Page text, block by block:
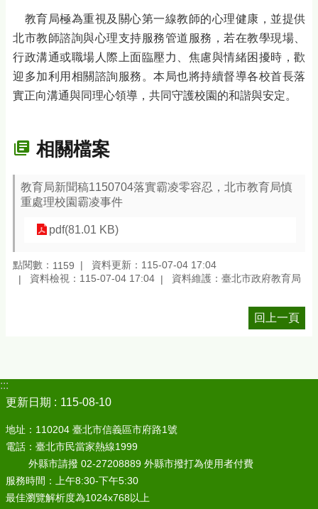
教育局極為重視及關心第一線教師的心理健康，並提供
北市教師諮詢與心理支持服務管道服務，若在教學現場、
行政溝通或職場人際上面臨壓力、焦慮與情緒困擾時，歡
迎多加利用相關諮詢服務。本局也將持續督導各校首長落
實正向溝通與同理心領導，共同守護校園的和諧與安定。
相關檔案
教育局新聞稿1150704落實霸凌零容忍，北市教育局慎
重處理校園霸凌事件
pdf(81.01 KB)
點閱數： 1159
資料更新：115-07-04 17:04
資料檢視：115-07-04 17:04
資料維護：臺北市政府教育局
回上一頁
:::
更新日期
115-08-10
地址：110204 臺北市信義區市府路1號
電話：臺北市民當家熱線1999
外縣市請撥 02-27208889 外縣市撥打為使用者付費
服務時間：上午8:30-下午5:30
最佳瀏覽解析度為1024x768以上